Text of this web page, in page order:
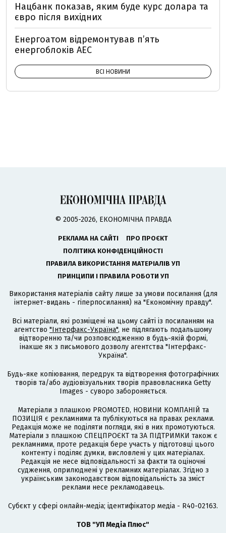
Нацбанк показав, яким буде курс долара та
євро після вихідних
Енергоатом відремонтував п’ять
енергоблоків АЕС
ВСІ НОВИНИ
© 2005-2026, ЕКОНОМІЧНА ПРАВДА
РЕКЛАМА НА САЙТІ
ПРО ПРОЄКТ
ПОЛІТИКА КОНФІДЕНЦІЙНОСТІ
ПРАВИЛА ВИКОРИСТАННЯ МАТЕРІАЛІВ УП
ПРИНЦИПИ І ПРАВИЛА РОБОТИ УП
Використання матеріалів сайту лише за умови посилання (для
інтернет-видань - гіперпосилання) на "Економічну правду".
Всі матеріали, які розміщені на цьому сайті із посиланням на
агентство "Інтерфакс-Україна", не підлягають подальшому
відтворенню та/чи розповсюдженню в будь-якій формі,
інакше як з письмового дозволу агентства "Інтерфакс-
Україна".
Будь-яке копіювання, передрук та відтворення фотографічних
творів та/або аудіовізуальних творів правовласника Getty
Images - суворо забороняється.
Матеріали з плашкою PROMOTED, НОВИНИ КОМПАНІЙ та
ПОЗИЦІЯ є рекламними та публікуються на правах реклами.
Редакція може не поділяти погляди, які в них промотуються.
Матеріали з плашкою СПЕЦПРОЄКТ та ЗА ПІДТРИМКИ також є
рекламними, проте редакція бере участь у підготовці цього
контенту і поділяє думки, висловлені у цих матеріалах.
Редакція не несе відповідальності за факти та оціночні
судження, оприлюднені у рекламних матеріалах. Згідно з
українським законодавством відповідальність за зміст
реклами несе рекламодавець.
Cубєкт у сфері онлайн-медіа; ідентифікатор медіа - R40-02163.
ТОВ "УП Медіа Плюс"